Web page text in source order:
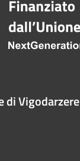
di Vigodarzere